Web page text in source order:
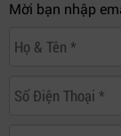
Mời bạn nhập